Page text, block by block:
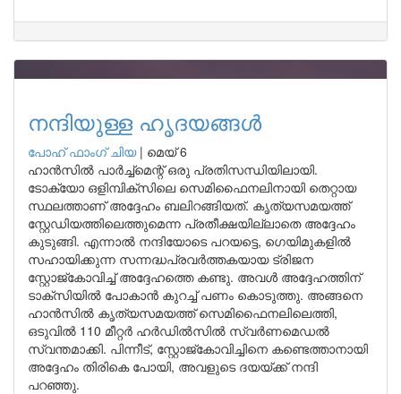
നന്ദിയുള്ള ഹൃദയങ്ങൾ
പോഹ് ഫാംഗ് ചിയ| മെയ് 6
ഹാൻസിൽ പാർച്ച്‌മെന്റ് ഒരു പ്രതിസന്ധിയിലായി.
ടോക്യോ ഒളിമ്പിക്‌സിലെ സെമിഫൈനലിനായി തെറ്റായ
സ്ഥലത്താണ് അദ്ദേഹം ബലിറങ്ങിയത്. കൃത്യസമയത്ത്
സ്റ്റേഡിയത്തിലെത്തുമെന്ന പ്രതീക്ഷയില്ലാതെ അദ്ദേഹം
കുടുങ്ങി. എന്നാൽ നന്ദിയോടെ പറയട്ടെ, ഗെയിമുകളിൽ
സഹായിക്കുന്ന സന്നദ്ധപ്രവർത്തകയായ ട്രിജന
സ്റ്റോജ്‌കോവിച്ച് അദ്ദേഹത്തെ കണ്ടു. അവൾ അദ്ദേഹത്തിന്
ടാക്‌സിയിൽ പോകാൻ കുറച്ച് പണം കൊടുത്തു. അങ്ങനെ
ഹാൻസിൽ കൃത്യസമയത്ത് സെമിഫൈനലിലെത്തി,
ഒടുവിൽ 110 മീറ്റർ ഹർഡിൽസിൽ സ്വർണമെഡൽ
സ്വന്തമാക്കി. പിന്നീട്, സ്റ്റോജ്‌കോവിച്ചിനെ കണ്ടെത്താനായി
അദ്ദേഹം തിരികെ പോയി, അവളുടെ ദയയ്ക്ക് നന്ദി
പറഞ്ഞു.